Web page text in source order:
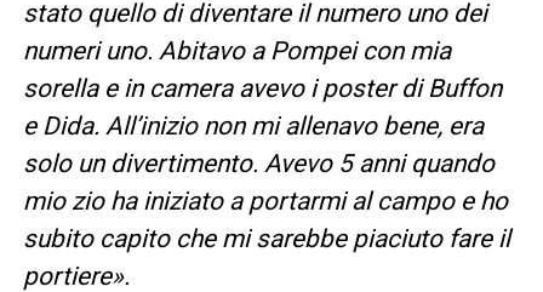
stato quello di diventare il numero uno dei
numeri uno. Abitavo a Pompei con mia
sorella e in camera avevo i poster di Buffon
e Dida. All’inizio non mi allenavo bene, era
solo un divertimento. Avevo 5 anni quando
mio zio ha iniziato a portarmi al campo e ho
subito capito che mi sarebbe piaciuto fare il
portiere».